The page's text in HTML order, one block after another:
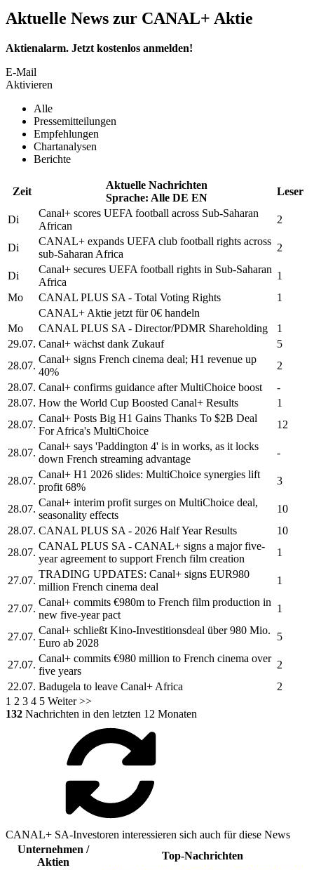
Aktuelle News zur CANAL+ Aktie
Aktienalarm. Jetzt kostenlos anmelden!
E-Mail
Aktivieren
Alle
Pressemitteilungen
Empfehlungen
Chartanalysen
Berichte
Zeit
Aktuelle Nachrichten
Sprache: Alle DE EN
Leser
Di
Canal+ scores UEFA football across Sub-Saharan
African
2
Di
CANAL+ expands UEFA club football rights across
sub-Saharan Africa
2
Di
Canal+ secures UEFA football rights in Sub-Saharan
Africa
1
Mo
CANAL PLUS SA - Total Voting Rights
1
CANAL+ Aktie jetzt für 0€ handeln
Mo
CANAL PLUS SA - Director/PDMR Shareholding
1
29.07. Canal+ wächst dank Zukauf
5
28.07.
Canal+ signs French cinema deal; H1 revenue up
40%
2
28.07. Canal+ confirms guidance after MultiChoice boost
-
28.07. How the World Cup Boosted Canal+ Results
1
28.07.
Canal+ Posts Big H1 Gains Thanks To $2B Deal
For Africa's MultiChoice
12
28.07.
Canal+ says 'Paddington 4' is in works, as it locks
down French streaming advantage
-
28.07.
Canal+ H1 2026 slides: MultiChoice synergies lift
profit 68%
3
28.07.
Canal+ interim profit surges on MultiChoice deal,
seasonality effects
10
28.07. CANAL PLUS SA - 2026 Half Year Results
10
28.07.
CANAL PLUS SA - CANAL+ signs a major five-
year agreement to support French film creation
1
27.07.
TRADING UPDATES: Canal+ signs EUR980
million French cinema deal
1
27.07.
Canal+ commits €980m to French film production in
new five-year pact
1
27.07.
Canal+ schließt Kino-Investitionsdeal über 980 Mio.
Euro ab 2028
5
27.07.
Canal+ commits €980 million to French cinema over
five years
2
22.07. Badugela to leave Canal+ Africa
2
1 2 3 4 5 Weiter >>
132 Nachrichten in den letzten 12 Monaten
CANAL+ SA-Investoren interessieren sich auch für diese News
Unternehmen /
Aktien
Top-Nachrichten